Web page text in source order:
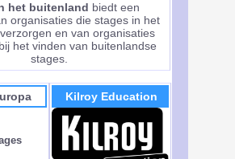
het buitenland biedt een
organisaties die stages in het
en van organisaties
het vinden van buitenlandse
stages.
Kilroy Education